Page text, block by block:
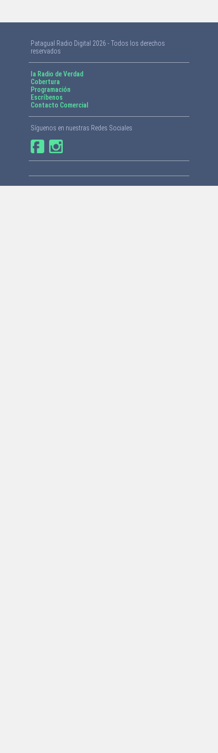
Patagual Radio Digital 2026 - Todos los derechos
reservados
la Radio de Verdad
Cobertura
Programación
Escríbenos
Contacto Comercial
Síguenos en nuestras Redes Sociales